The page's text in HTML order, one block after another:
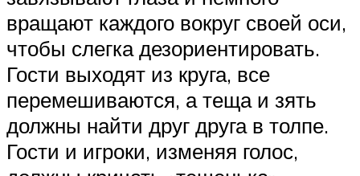
вращают каждого вокруг своей оси,
чтобы слегка дезориентировать.
Гости выходят из круга, все
перемешиваются, а теща и зять
должны найти друг друга в толпе.
Гости и игроки, изменяя голос,